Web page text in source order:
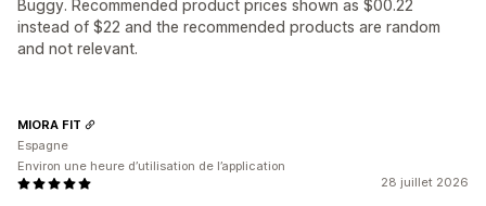
Buggy. Recommended product prices shown as $00.22
instead of $22 and the recommended products are random
and not relevant.
28 juillet 2026
MIORA FIT
Espagne
Environ une heure d’utilisation de l’application